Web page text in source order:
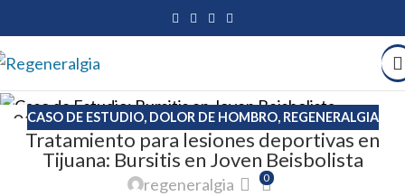
03
JUL
CASO DE ESTUDIO, DOLOR DE HOMBRO, REGENERALGIA
Tratamiento para lesiones deportivas en
Tijuana: Bursitis en Joven Beisbolista
regeneralgia 0